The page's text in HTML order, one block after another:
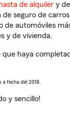
de alquiler y de
seguro de
automóviles
y de vivienda.
haya
fecha del 2018.
y sencillo!